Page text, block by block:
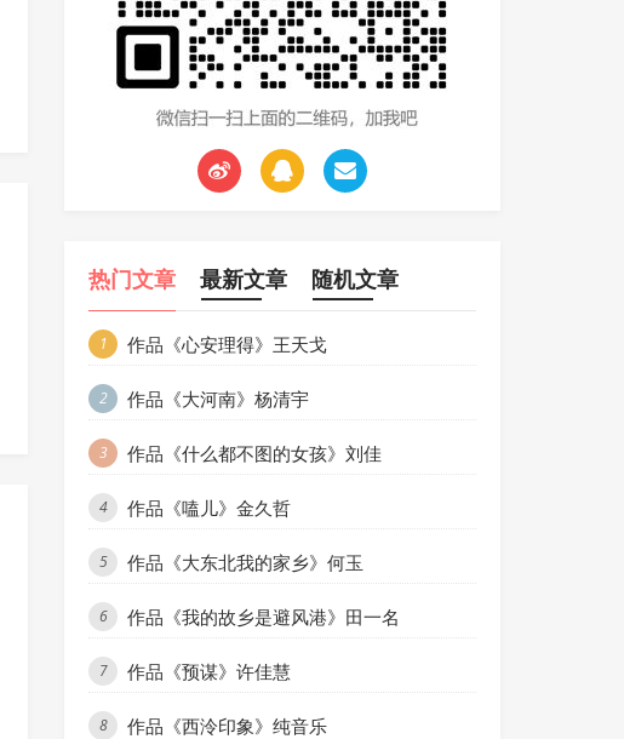
热门文章 最新文章 随机文章
1 作品《心安理得》王天戈
2 作品《大河南》杨清宇
3 作品《什么都不图的女孩》刘佳
4 作品《嗑儿》金久哲
5 作品《大东北我的家乡》何玉
6 作品《我的故乡是避风港》田一名
7 作品《预谋》许佳慧
8 作品《西泠印象》纯音乐